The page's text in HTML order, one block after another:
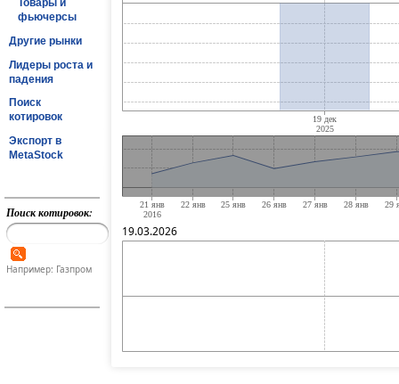
Товары и
фьючерсы
Другие рынки
Лидеры роста и
падения
Поиск
котировок
Экспорт в
MetaStock
Поиск котировок:
Например: Газпром
19.03.2026